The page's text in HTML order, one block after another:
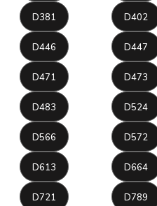
D381 D402
D446 D447
D471 D473
D483 D524
D566 D572
D613 D664
D721 D789